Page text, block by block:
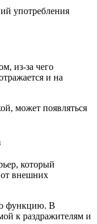
употребления
из-за чего
и на
может появляться
который
от внешних
функцию. В
к раздражителям и